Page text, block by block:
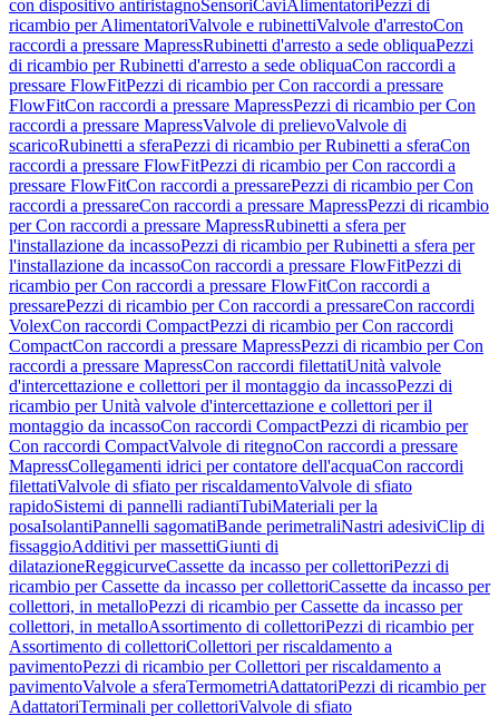
con dispositivo antiristagnoSensoriCaviAlimentatori Pezzi di
ricambio per AlimentatoriValvole e rubinettiValvole d'arrestoCon
raccordi a pressare MapressRubinetti d'arresto a sede obliquaPezzi
di ricambio per Rubinetti d'arresto a sede obliquaCon raccordi a
pressare FlowFitPezzi di ricambio per Con raccordi a pressare
FlowFitCon raccordi a pressare MapressPezzi di ricambio per Con
raccordi a pressare MapressValvole di prelievoValvole di
scaricoRubinetti a sferaPezzi di ricambio per Rubinetti a sferaCon
raccordi a pressare FlowFitPezzi di ricambio per Con raccordi a
pressare FlowFitCon raccordi a pressarePezzi di ricambio per Con
raccordi a pressareCon raccordi a pressare MapressPezzi di ricambio
per Con raccordi a pressare MapressRubinetti a sfera per
l'installazione da incassoPezzi di ricambio per Rubinetti a sfera per
l'installazione da incassoCon raccordi a pressare FlowFitPezzi di
ricambio per Con raccordi a pressare FlowFitCon raccordi a
pressarePezzi di ricambio per Con raccordi a pressareCon raccordi
VolexCon raccordi CompactPezzi di ricambio per Con raccordi
CompactCon raccordi a pressare MapressPezzi di ricambio per Con
raccordi a pressare MapressCon raccordi filettatiUnità valvole
d'intercettazione e collettori per il montaggio da incassoPezzi di
ricambio per Unità valvole d'intercettazione e collettori per il
montaggio da incassoCon raccordi CompactPezzi di ricambio per
Con raccordi CompactValvole di ritegnoCon raccordi a pressare
MapressCollegamenti idrici per contatore dell'acquaCon raccordi
filettatiValvole di sfiato per riscaldamentoValvole di sfiato
rapidoSistemi di pannelli radiantiTubiMateriali per la
posaIsolantiPannelli sagomatiBande perimetraliNastri adesiviClip di
fissaggioAdditivi per massettiGiunti di
dilatazioneReggicurveCassette da incasso per collettoriPezzi di
ricambio per Cassette da incasso per collettoriCassette da incasso per
collettori, in metalloPezzi di ricambio per Cassette da incasso per
collettori, in metalloAssortimento di collettoriPezzi di ricambio per
Assortimento di collettoriCollettori per riscaldamento a
pavimentoPezzi di ricambio per Collettori per riscaldamento a
pavimentoValvole a sferaTermometriAdattatoriPezzi di ricambio per
AdattatoriTerminali per collettoriValvole di sfiato